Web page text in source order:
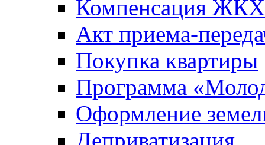
Компенсация ЖКХ
Акт приема-
Покупка квартиры
Программа
Оформление